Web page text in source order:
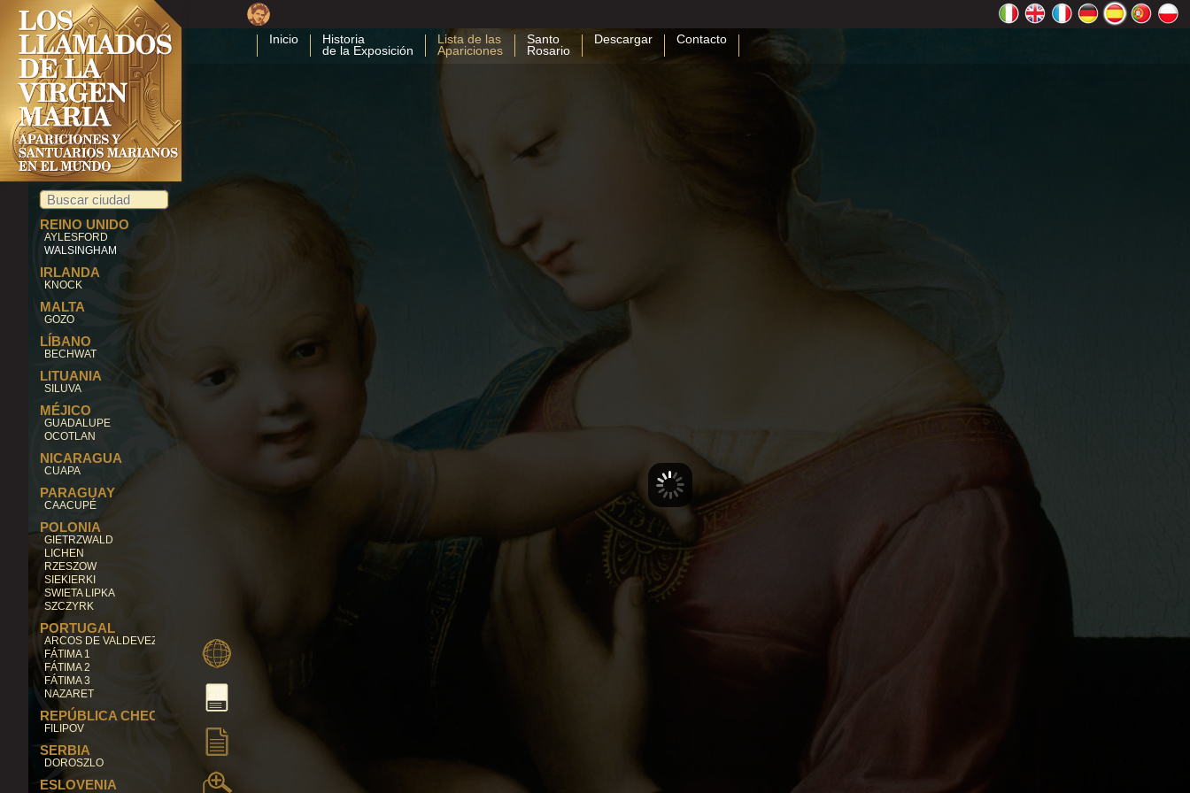
Inicio
Historia
de la Exposición
Lista de las
Apariciones
Santo
Rosario
Descargar Contacto
SAN SALVATORE
MONFERRATO
SANT'ANASTASIA
SAVONA
SIRACUSA
TINDARI
TIRANO
TURÍN
MONCRIVELLO
VACCIAGO
VALVERDE DI
REZZATO
MONTEFALCO
JAPÓN
AKITA
REINO UNIDO
AYLESFORD
WALSINGHAM
IRLANDA
KNOCK
MALTA
GOZO
LÍBANO
BECHWAT
LITUANIA
SILUVA
MÉJICO
GUADALUPE
OCOTLAN
NICARAGUA
CUAPA
PARAGUAY
CAACUPÉ
POLONIA
GIETRZWALD
LICHEN
RZESZOW
SIEKIERKI
SWIETA LIPKA
SZCZYRK
PORTUGAL
ARCOS DE VALDEVEZ
FÁTIMA 1
FÁTIMA 2
FÁTIMA 3
NAZARET
REPÚBLICA CHECA
FILIPOV
SERBIA
DOROSZLO
ESLOVENIA